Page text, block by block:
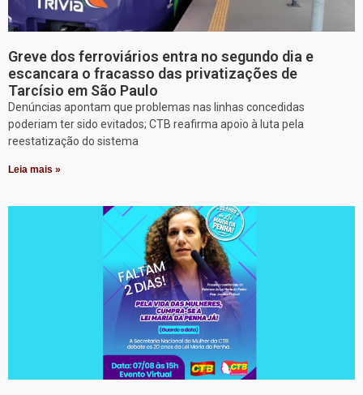
Greve dos ferroviários entra no segundo dia e
escancara o fracasso das privatizações de
Tarcísio em São Paulo
Denúncias apontam que problemas nas linhas concedidas
poderiam ter sido evitados; CTB reafirma apoio à luta pela
reestatização do sistema
Leia mais »